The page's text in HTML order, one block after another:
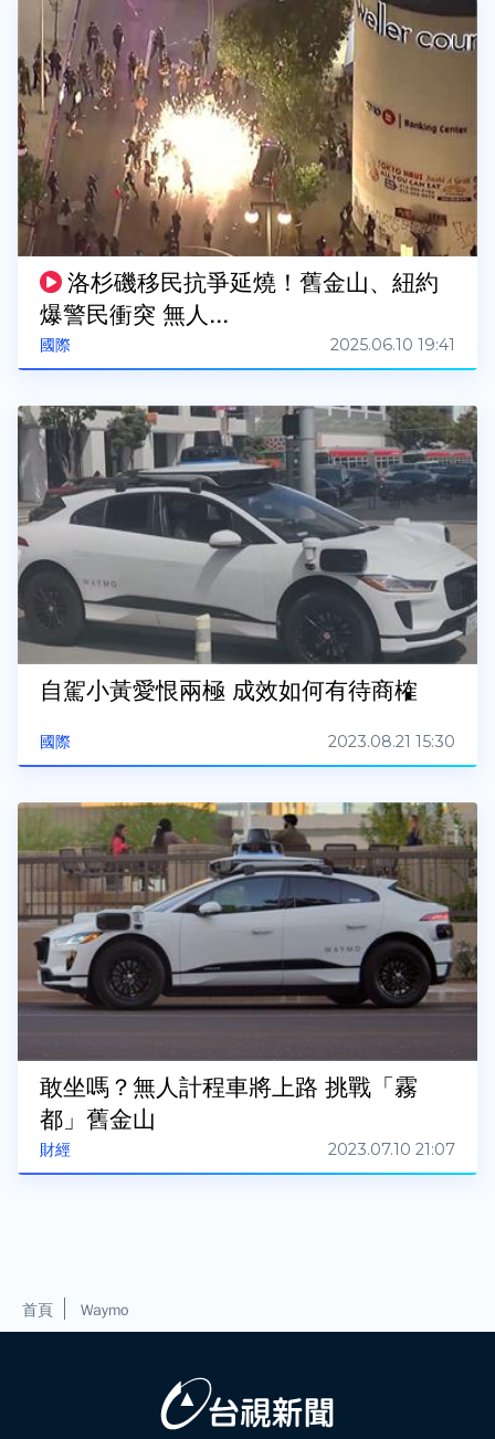
國際
洛杉磯移民抗爭延燒！舊金山、紐約
爆警民衝突 無人...
2025.06.10 19:41
國際
自駕小黃愛恨兩極 成效如何有待商榷
2023.08.21 15:30
財經
敢坐嗎？無人計程車將上路 挑戰「霧
都」舊金山
2023.07.10 21:07
首頁 Waymo